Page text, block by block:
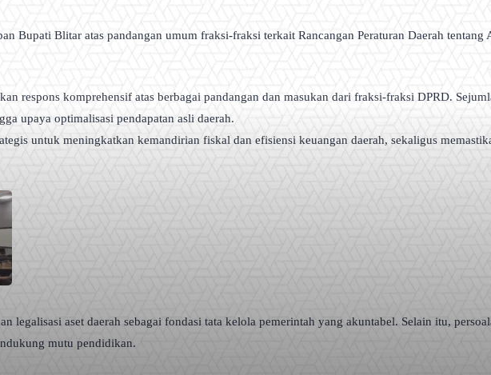
Bupati Blitar atas pandangan umum fraksi-fraksi terkait Rancangan Peraturan Daerah
respons komprehensif atas berbagai pandangan dan masukan dari fraksi-fraksi DPRD.
upaya optimalisasi pendapatan asli daerah.
untuk meningkatkan kemandirian fiskal dan efisiensi keuangan daerah, sekaligus
legalisasi aset daerah sebagai fondasi tata kelola pemerintah yang akuntabel. Selain itu,
mutu pendidikan.